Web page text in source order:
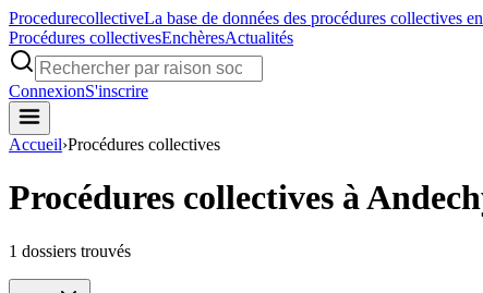
ProcedurecollectiveLa base de données des procédures collectives
Procédures collectivesEnchèresActualités
ConnexionS'inscrire
Accueil›Procédures collectives
Procédures collectives à
1 dossiers trouvés